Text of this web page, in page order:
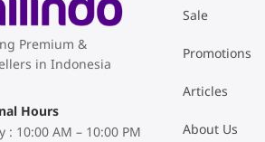
Premium &
in Indonesia
Hours
: 10:00 AM – 10:00 PM
Sale
Promotions
Articles
About Us